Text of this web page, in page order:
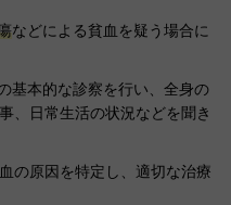
などによる貧血を疑う場合に
基本的な診察を行い、全身の
、日常生活の状況などを聞き
の原因を特定し、適切な治療